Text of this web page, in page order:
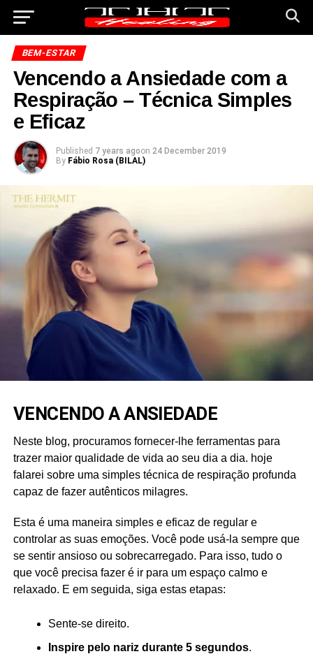
BEM-ESTAR
Vencendo a Ansiedade com a
Respiração – Técnica Simples
e Eficaz
Published 7 years agoon 24 December 2019
By Fábio Rosa (BILAL)
VENCENDO A ANSIEDADE
Neste blog, procuramos fornecer-lhe ferramentas para
trazer maior qualidade de vida ao seu dia a dia. hoje
falarei sobre uma simples técnica de respiração profunda
capaz de fazer autênticos milagres.
Esta é uma maneira simples e eficaz de regular e
controlar as suas emoções. Você pode usá-la sempre que
se sentir ansioso ou sobrecarregado. Para isso, tudo o
que você precisa fazer é ir para um espaço calmo e
relaxado. E em seguida, siga estas etapas:
Sente-se direito.
Inspire pelo nariz durante 5 segundos.